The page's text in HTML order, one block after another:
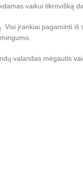
vaikui tikrovišką
įrankiai pagaminti
valandas mėgautis